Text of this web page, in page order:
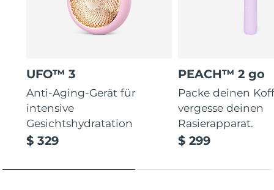
UFO™ 3
Anti-Aging-Gerät für
intensive
Gesichtshydratation
$ 329
PEACH™ 2 go
Packe deinen
vergesse deinen
Rasierapparat.
$ 299